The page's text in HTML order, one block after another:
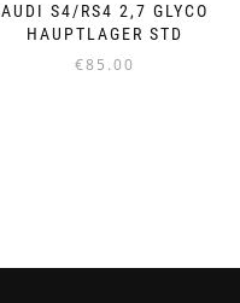
AUDI S4/RS4 2,7 GLYCO
HAUPTLAGER STD
€85.00